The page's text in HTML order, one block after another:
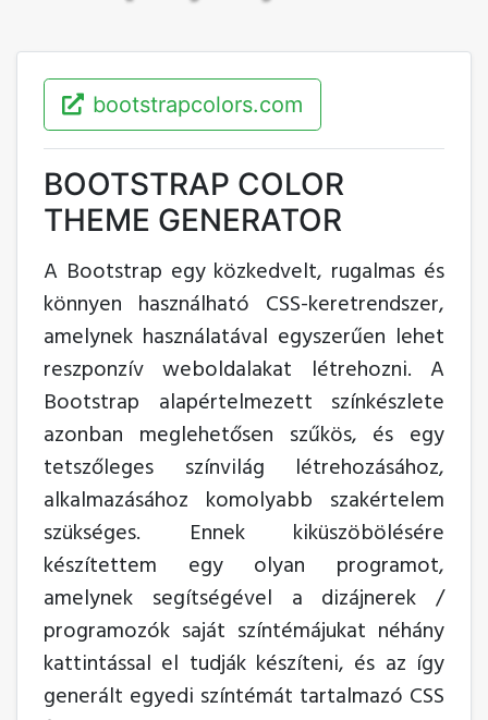
bootstrapcolors.com
BOOTSTRAP COLOR
THEME GENERATOR
A Bootstrap egy közkedvelt, rugalmas és
könnyen használható CSS-keretrendszer,
amelynek használatával egyszerűen lehet
reszponzív weboldalakat létrehozni. A
Bootstrap alapértelmezett színkészlete
azonban meglehetősen szűkös, és egy
tetszőleges színvilág létrehozásához,
alkalmazásához komolyabb szakértelem
szükséges. Ennek kiküszöbölésére
készítettem egy olyan programot,
amelynek segítségével a dizájnerek /
programozók saját színtémájukat néhány
kattintással el tudják készíteni, és az így
generált egyedi színtémát tartalmazó CSS